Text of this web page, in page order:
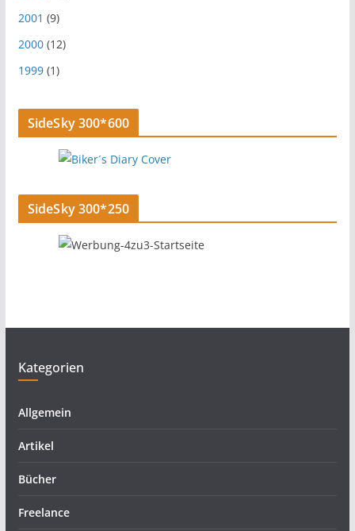
2001 (9)
2000(12)
1999(1)
SideSky 300*600
SideSky 300*250
Kategorien
Allgemein
Artikel
Bücher
Freelance